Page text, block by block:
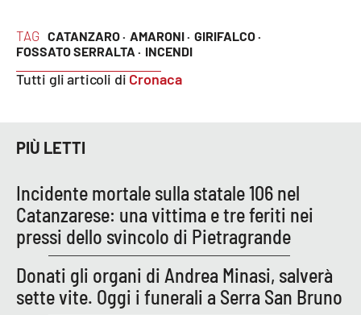
Economia e Lavoro
Politica
Società
Sport
RUBRICHE
Good Morning Vietnam
TAG CATANZARO · AMARONI · GIRIFALCO ·
FOSSATO SERRALTA · INCENDI
Tutti gli articoli di Cronaca
PIÙ LETTI
Incidente mortale sulla statale 106 nel
Catanzarese: una vittima e tre feriti nei
pressi dello svincolo di Pietragrande
Donati gli organi di Andrea Minasi, salverà
sette vite. Oggi i funerali a Serra San Bruno